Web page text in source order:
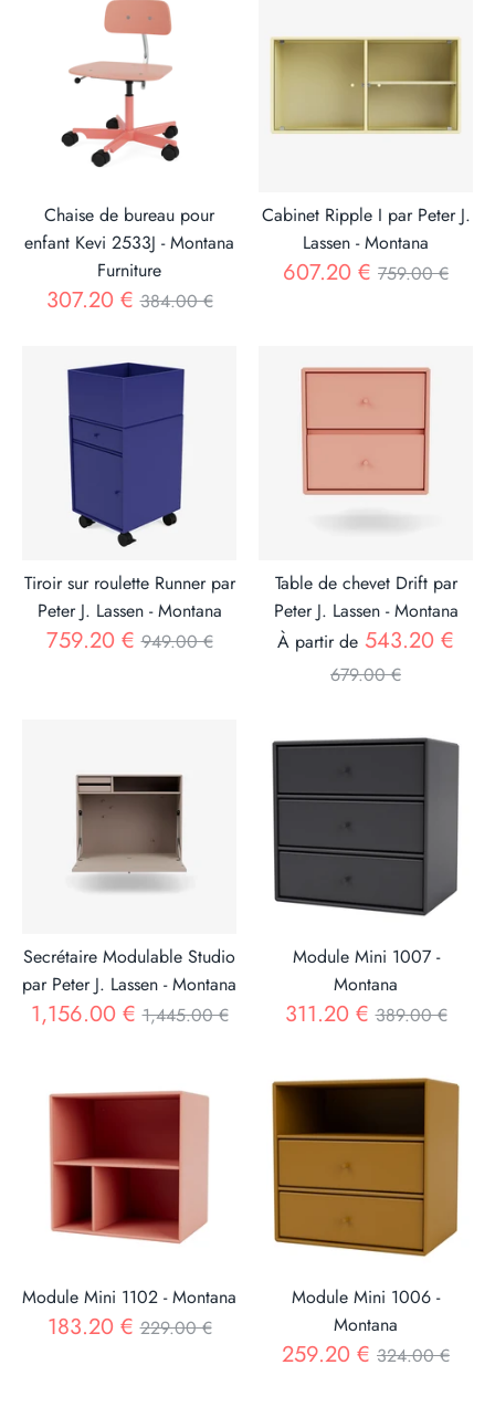
Chaise de bureau pour
enfant Kevi 2533J - Montana
Furniture
307.20 €Prix
384.00 €
Cabinet Ripple I par Peter J.
Lassen - Montana
607.20 € Prix
759.00 €
Tiroir sur roulette Runner par
Peter J. Lassen - Montana
759.20 €Prix
949.00 €
Table de chevet Drift par
Peter J. Lassen - Montana
À partir de 543.20 €
679.00 €
Secrétaire Modulable Studio
par Peter J. Lassen - Montana
1,156.00 €Prix
1,445.00 €
Module Mini 1007 -
Montana
311.20 €Prix
389.00 €
Module Mini 1102 - Montana
183.20 €Prix
229.00 €
Module Mini 1006 -
Montana
259.20 € Prix
324.00 €